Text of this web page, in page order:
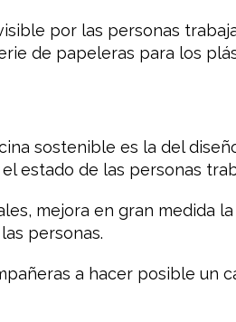
por las personas
de papeleras para los
sostenible es la del
estado de las personas
mejora en gran medida
personas.
a hacer posible un